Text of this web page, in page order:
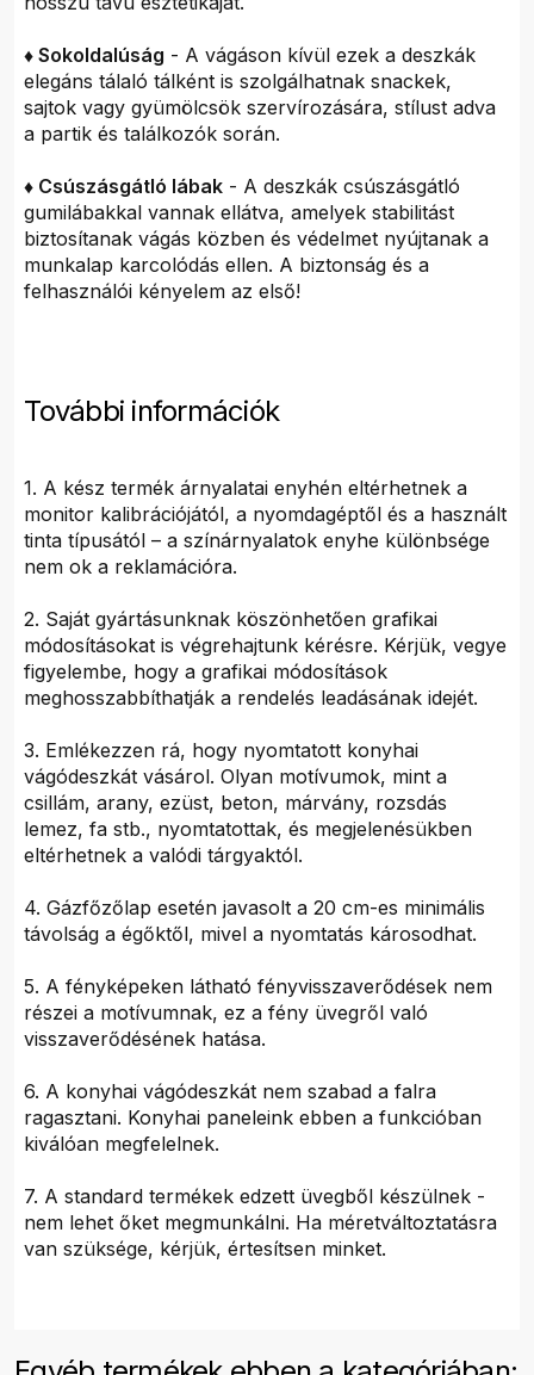
♦ Sokoldalúság - A vágáson kívül ezek a deszkák
elegáns tálaló tálként is szolgálhatnak snackek,
sajtok vagy gyümölcsök szervírozására, stílust adva
a partik és találkozók során.
♦ Csúszásgátló lábak - A deszkák csúszásgátló
gumilábakkal vannak ellátva, amelyek stabilitást
biztosítanak vágás közben és védelmet nyújtanak a
munkalap karcolódás ellen. A biztonság és a
felhasználói kényelem az első!
További információk
1. A kész termék árnyalatai enyhén eltérhetnek a
monitor kalibrációjától, a nyomdagéptől és a használt
tinta típusától – a színárnyalatok enyhe különbsége
nem ok a reklamációra.
2. Saját gyártásunknak köszönhetően grafikai
módosításokat is végrehajtunk kérésre. Kérjük, vegye
figyelembe, hogy a grafikai módosítások
meghosszabbíthatják a rendelés leadásának idejét.
3. Emlékezzen rá, hogy nyomtatott konyhai
vágódeszkát vásárol. Olyan motívumok, mint a
csillám, arany, ezüst, beton, márvány, rozsdás
lemez, fa stb., nyomtatottak, és megjelenésükben
eltérhetnek a valódi tárgyaktól.
4. Gázfőzőlap esetén javasolt a 20 cm-es minimális
távolság a égőktől, mivel a nyomtatás károsodhat.
5. A fényképeken látható fényvisszaverődések nem
részei a motívumnak, ez a fény üvegről való
visszaverődésének hatása.
6. A konyhai vágódeszkát nem szabad a falra
ragasztani. Konyhai paneleink ebben a funkcióban
kiválóan megfelelnek.
7. A standard termékek edzett üvegből készülnek -
nem lehet őket megmunkálni. Ha méretváltoztatásra
van szüksége, kérjük, értesítsen minket.